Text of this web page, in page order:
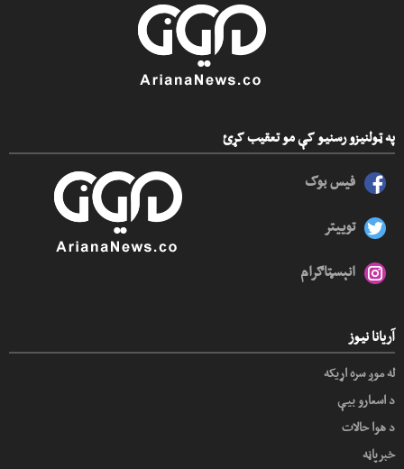
په ټولنیزو رسنیو کې مو تعقیب کړئ
فیس بوک
توییتر
انېسټاګرام
آریانا نیوز
له موږ سره اړیکه
د اسعارو بیې
د هوا حالات
خبرپاڼه